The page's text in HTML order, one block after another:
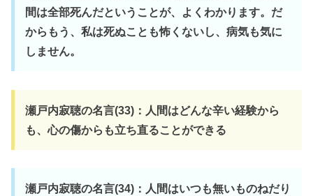
間は全部死んだということが、よくわかります。だ
からもう、私は死ぬことも怖くないし、病気も気に
しません。
瀬戸内寂聴の名言(33)：人間はどんな辛い経験から
も、心の傷からも立ち直ることができる
瀬戸内寂聴の名言(34)：人間はいつも無いものねだり